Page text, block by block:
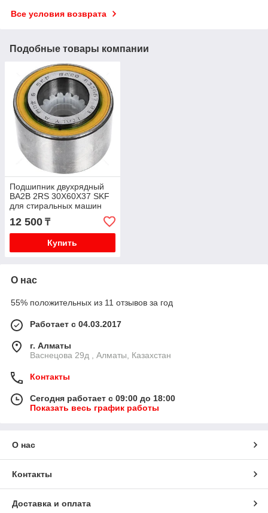
Все условия возврата
Подобные товары компании
Подшипник двухрядный
BA2B 2RS 30X60X37 SKF
для стиральных машин
12 500 ₸
Купить
О нас
55% положительных из 11 отзывов за год
Работает с 04.03.2017
г. Алматы
Васнецова 29д , Алматы, Казахстан
Контакты
Сегодня работает с 09:00 до 18:00
Показать весь график работы
О нас
Контакты
Доставка и оплата